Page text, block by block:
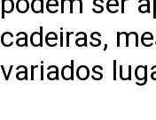
cadeiras,
variados